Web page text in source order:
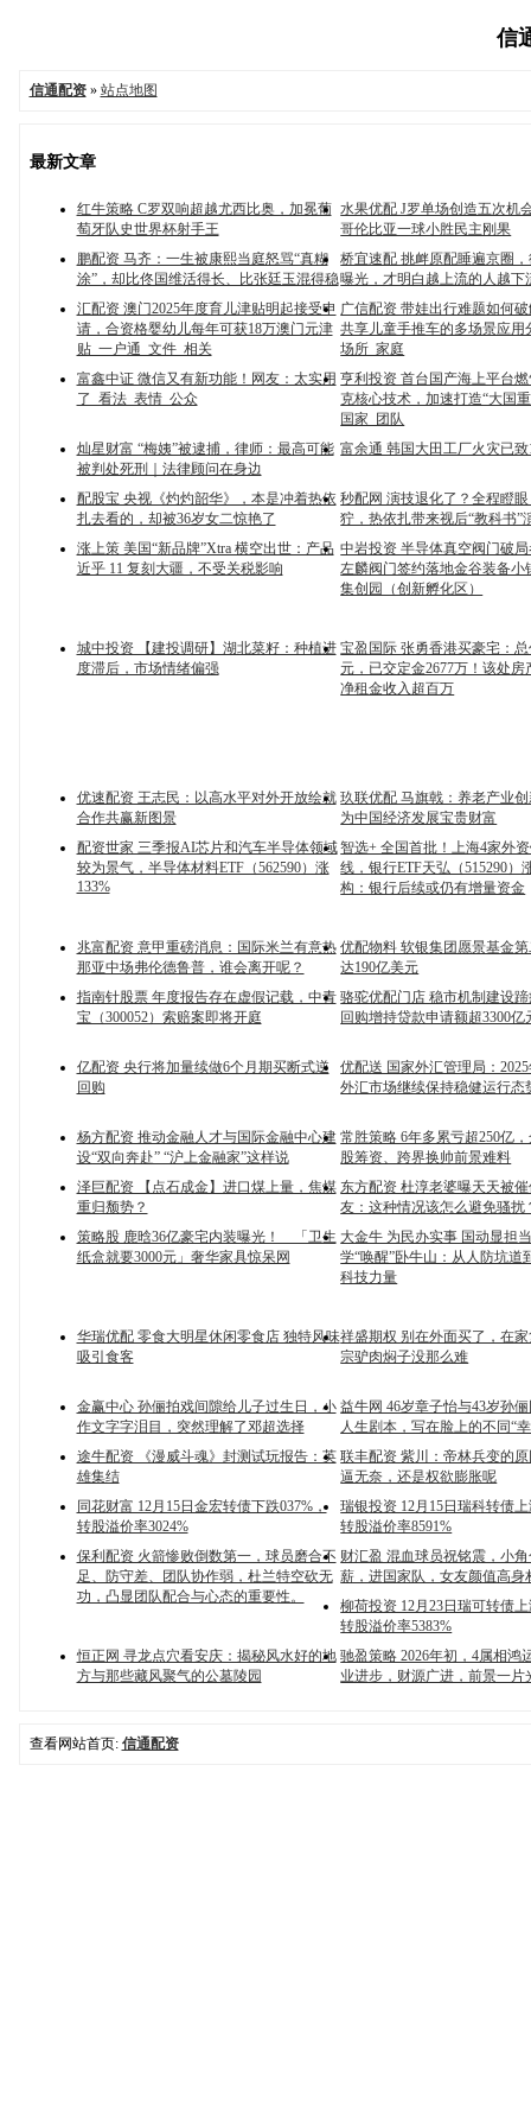
信
信通配资» 站点地图
最新文章
红牛策略 C罗双响超越尤西比奥，加冕葡
萄牙队史世界杯射手王
水果优配 J罗单场创造五次机
哥伦比亚一球小胜民主刚果
鹏配资 马齐：一生被康熙当庭怒骂“真糊
涂”，却比佟国维活得长、比张廷玉混得稳
桥宜速配 挑衅原配睡遍京圈
曝光，才明白越上流的人越下
汇配资 澳门2025年度育儿津贴明起接受申
请，合资格婴幼儿每年可获18万澳门元津
贴_一户通_文件_相关
广信配资 带娃出行难题如何
共享儿童手推车的多场景应用
场所_家庭
富鑫中证 微信又有新功能！网友：太实用
了_看法_表情_公众
亨利投资 首台国产海上平台
克核心技术，加速打造“大国
国家_团队
灿星财富 “梅姨”被逮捕，律师：最高可能
被判处死刑｜法律顾问在身边
富余通 韩国大田工厂火灾已
配股宝 央视《灼灼韶华》，本是冲着热依
扎去看的，却被36岁女二惊艳了
秒配网 演技退化了？全程瞪
狞，热依扎带来视后“教科书”
涨上策 美国“新品牌”Xtra 横空出世：产品
近乎 11 复刻大疆，不受关税影响
中岩投资 半导体真空阀门破
左麟阀门签约落地金谷装备小
集创园（创新孵化区）
城中投资 【建投调研】湖北菜籽：种植进
度滞后，市场情绪偏强
宝盈国际 张勇香港买豪宅：总
元，已交定金2677万！该处房
净租金收入超百万
优速配资 王志民：以高水平对外开放绘就
合作共赢新图景
玖联优配 马旗戟：养老产业
为中国经济发展宝贵财富
配资世家 三季报AI芯片和汽车半导体领域
较为景气，半导体材料ETF（562590）涨
133%
智选+ 全国首批！上海4家外
线，银行ETF天弘（515290）
构：银行后续或仍有增量资金
兆富配资 意甲重磅消息：国际米兰有意热
那亚中场弗伦德鲁普，谁会离开呢？
优配物料 软银集团愿景基金
达190亿美元
指南针股票 年度报告存在虚假记载，中青
宝（300052）索赔案即将开庭
骆驼优配门店 稳市机制建设
回购增持贷款申请额超3300亿
亿配资 央行将加量续做6个月期买断式逆
回购
优配送 国家外汇管理局：
外汇市场继续保持稳健运行态
杨方配资 推动金融人才与国际金融中心建
设“双向奔赴” “沪上金融家”这样说
常胜策略 6年多累亏超250亿
股筹资、跨界换帅前景难料
泽巨配资 【点石成金】进口煤上量，焦煤
重归颓势？
东方配资 杜淳老婆曝天天被
友：这种情况该怎么避免骚扰
策略股 鹿晗36亿豪宅内装曝光！ 「卫生
纸盒就要3000元」奢华家具惊呆网
大金牛 为民办实事 国动显担
学“唤醒”卧牛山：从人防坑道
科技力量
华瑞优配 零食大明星休闲零食店 独特风味
吸引食客
祥盛期权 别在外面买了，在
宗驴肉焖子没那么难
金赢中心 孙俪拍戏间隙给儿子过生日，小
作文字字泪目，突然理解了邓超选择
益牛网 46岁章子怡与43岁孙
人生剧本，写在脸上的不同“
途牛配资 《漫威斗魂》封测试玩报告：英
雄集结
联丰配资 紫川：帝林兵变的
逼无奈，还是权欲膨胀呢
同花财富 12月15日金宏转债下跌037%，
转股溢价率3024%
瑞银投资 12月15日瑞科转债
转股溢价率8591%
保利配资 火箭惨败倒数第一，球员磨合不
足、防守差、团队协作弱，杜兰特空砍无
功，凸显团队配合与心态的重要性。
财汇盈 混血球员祝铭震，小
薪，进国家队，女友颜值高身
柳荷投资 12月23日瑞可转债
转股溢价率5383%
恒正网 寻龙点穴看安庆：揭秘风水好的地
方与那些藏风聚气的公墓陵园
驰盈策略 2026年初，4属相鸿
业进步，财源广进，前景一片
查看网站首页: 信通配资